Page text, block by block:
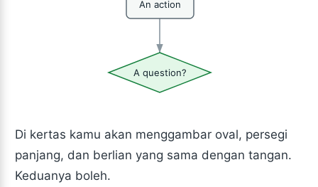
An action
A question?
Di kertas kamu akan menggambar oval, persegi
panjang, dan berlian yang sama dengan tangan.
Keduanya boleh.